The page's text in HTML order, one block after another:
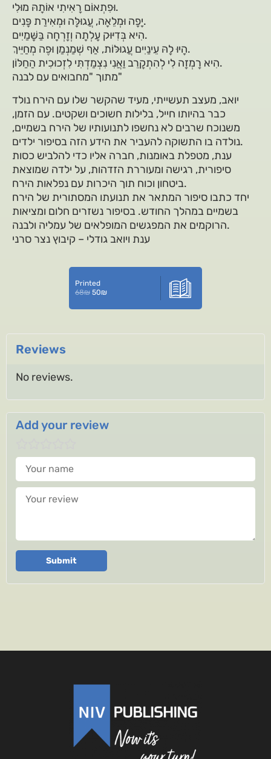
וּפִתְאוֹם רָאִיתִי אוֹתָהּ מוּלִי.
יָפָה וּמְלֵאָה, עֲגוּלָּה וּמְאִירַת פָּנִים.
הִיא בְּדִיּוּק עָלְתָה וְזָרְחָה בַּשָּׁמַיִים.
הָיוּ לָהּ עֵינַיִים עֲגוּלּוֹת, אַף שְׁמַנְמַן וּפֶה מְחַיֵּיךְ.
הִיא רָמְזָה לִי לְהִתְקָרֵב וַאֲנִי נִצְמַדְתִּי לִזְכוּכִית הַחַלּוֹן.
מתוך "מחבואים עם לבנה"
יואב, מעצב תעשייתי, מעיד שהקשר שלו עם הירח נולד
כבר בהיותו חייל, בלילות חשוכים ושקטים. עם הזמן,
משנוכח שרבים לא נחשפו לתנועותיו של הירח בשמיים,
נולדה בו התשוקה להעביר את הידע הזה בסיפור ילדים.
ענת, מטפלת באומנות, חברה אליו כדי להלביש כסות
סיפורית, רגישה ומעוררת הזדהות, על ילדה שמוצאת
ביטחון וכוח תוך היכרות עם נפלאות הירח.
יחד כתבו סיפור המתאר את תנועתו המסתורית של הירח
בשמיים במהלך החודש. בסיפור נשזרים חלום ומציאות
הרוקמים את המפגשים המופלאים של עמליה ולבנה.
ענת ויואב גודלי – קיבוץ נצר סרני
Printed
68₪ 50₪
Reviews
No reviews.
Add your review
Your name
Your review
Submit